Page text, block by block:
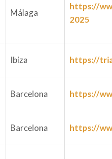
Málaga
https://
2025
Ibiza https://
Barcelona https://
Barcelona https://